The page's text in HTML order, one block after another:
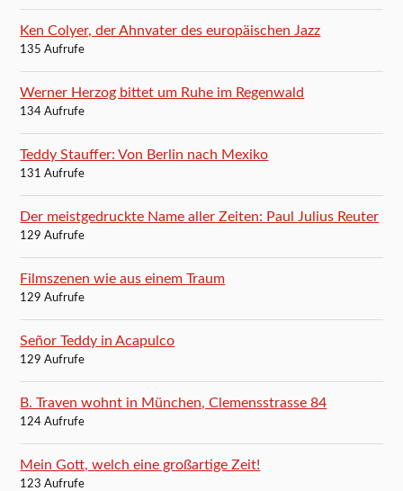
Ken Colyer, der Ahnvater des europäischen Jazz
135 Aufrufe
Werner Herzog bittet um Ruhe im Regenwald
134 Aufrufe
Teddy Stauffer: Von Berlin nach Mexiko
131 Aufrufe
Der meistgedruckte Name aller Zeiten: Paul Julius Reuter
129 Aufrufe
Filmszenen wie aus einem Traum
129 Aufrufe
Señor Teddy in Acapulco
129 Aufrufe
B. Traven wohnt in München, Clemensstrasse 84
124 Aufrufe
Mein Gott, welch eine großartige Zeit!
123 Aufrufe